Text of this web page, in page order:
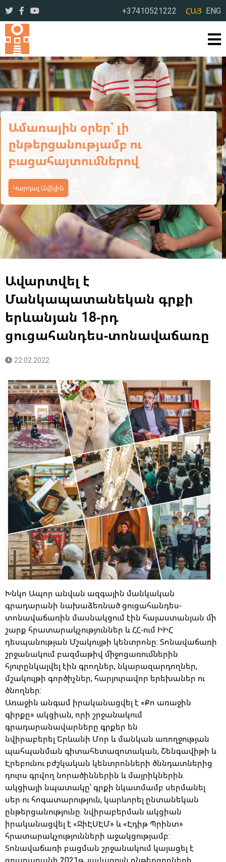
+37410521222 ՀԱՅ ENG
Ավարտվեց ևս մեկ եռօրյա
վերապատրաստման
դասընթաց
Կարդալ Ավելին
Ավարտվել է
Մանկապատանեկան գրքի
երևանյան 18-րդ
ցուցահանդես-տոնավաճառը
22.02.2022
Խնկո Ապոր անվան ազգային մանկական
գրադարանի նախաձեռնած ցուցահանդես-
տոնավաճառին մասնակցում էին հայաստանյան մի
շարք հրատարակչություններ և ՀՀ-ում ԻԻՀ
դեսպանության Մշակույթի կենտրոնը: Տոնավաճառի
շրջանակում բազմաթիվ միջոցառումներին
հյուրընկալվել էին գրողներ, նկարազարդողներ,
մշակույթի գործիչներ, հարյուրավոր երեխաներ ու
ծնողներ:
Առաջին անգամ իրականացվել է «Քո առաջին
գիրքը» ակցիան, որի շրջանակում
գրադարանավարները գրքեր են
նվիրաբերել Երևանի Մոր և մանկան առողջության
պահպանման գիտահետազոտական, Շենգավիթի և
Էրեբունու բժշկական կենտրոնների ծննդատներից
դուրս գրվող նորածիններին և մայրիկներին.
ակցիայի նպատակը՝ գրքի նկատմամբ սերմանել
սեր ու հոգատարություն, կարևորել ընտանեկան
ընթերցանությունը. նվիրաբերման ակցիան
իրականացվել է «ՋիԷՍԷՄ» և «Էդիթ Պրինտ»
հրատարակչությունների աջակցությամբ:
Տոնավաճառի բացման շրջանակում կայացել է